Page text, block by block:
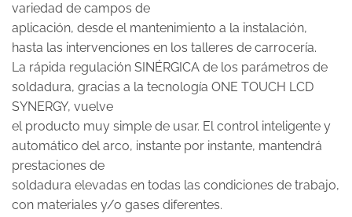
variedad de campos de
aplicación, desde el mantenimiento a la instalación,
hasta las intervenciones en los talleres de carrocería.
La rápida regulación SINÉRGICA de los parámetros de
soldadura, gracias a la tecnología ONE TOUCH LCD
SYNERGY, vuelve
el producto muy simple de usar. El control inteligente y
automático del arco, instante por instante, mantendrá
prestaciones de
soldadura elevadas en todas las condiciones de trabajo,
con materiales y/o gases diferentes.